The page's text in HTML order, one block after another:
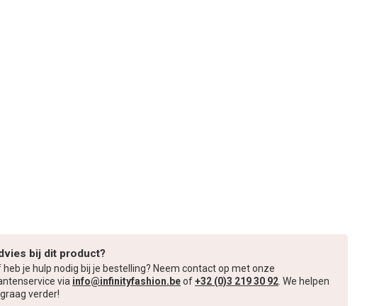
bij dit product?
heb je hulp nodig bij je bestelling? Neem contact op met onze
via info@infinityfashion.beof+32 (0)3 219 30 92 . We helpen
verder!